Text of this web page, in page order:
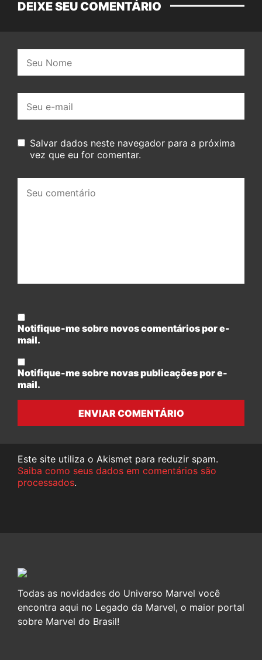
DEIXE SEU COMENTÁRIO
mail:
Salvar dados neste navegador para a próxima
vez que eu for comentar.
comentário:
Notifique-me sobre novos comentários por e-
mail.
Notifique-me sobre novas publicações por e-
mail.
ENVIAR COMENTÁRIO
Este site utiliza o Akismet para reduzir spam.
Saiba como seus dados em comentários são
processados.
Todas as novidades do Universo Marvel você
encontra aqui no Legado da Marvel, o maior portal
sobre Marvel do Brasil!